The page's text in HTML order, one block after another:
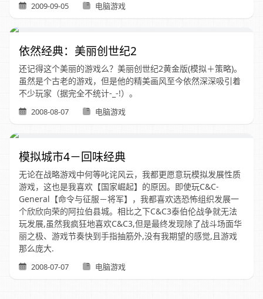
2009-09-05 电脑游戏
依然经典：美丽创世纪2
还记得这个美丽的游戏么？美丽创世纪2黄金版(模拟＋策略)。
虽然是个古老的游戏，但是他的精美画风至今依然深深吸引着
不少玩家（据完全不统计-_-!）。
2008-08-07 电脑游戏
模拟城市4－回味经典
无论在战略游戏中何等叱诧风云，我都更愿意玩模拟发展性质
游戏，这也是我喜欢【国家崛起】的原因。即使玩C&C-
General【命令与征服－将军】，我都喜欢选恐怖组织发展一
个欣欣向荣的阿拉伯县城。相比之下C&C3泰伯伦战争就无法
玩发展,虽然我疯狂地喜欢C&C3,但是最终发现除了战斗场面华
丽之极、游戏节奏快到手指抽筋外,没有我期望的感觉,且游戏
那么庞大.
2008-07-07 电脑游戏